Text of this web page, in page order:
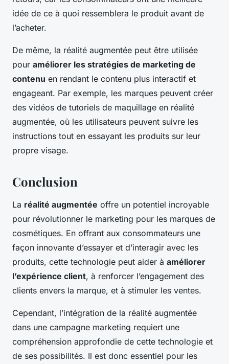
idée de ce à quoi ressemblera le produit avant de
l’acheter.
De même, la réalité augmentée peut être utilisée
pour améliorer les stratégies de marketing de
contenu en rendant le contenu plus interactif et
engageant. Par exemple, les marques peuvent créer
des vidéos de tutoriels de maquillage en réalité
augmentée, où les utilisateurs peuvent suivre les
instructions tout en essayant les produits sur leur
propre visage.
Conclusion
La réalité augmentée offre un potentiel incroyable
pour révolutionner le marketing pour les marques de
cosmétiques. En offrant aux consommateurs une
façon innovante d’essayer et d’interagir avec les
produits, cette technologie peut aider à améliorer
l’expérience client, à renforcer l’engagement des
clients envers la marque, et à stimuler les ventes.
Cependant, l’intégration de la réalité augmentée
dans une campagne marketing requiert une
compréhension approfondie de cette technologie et
de ses possibilités. Il est donc essentiel pour les